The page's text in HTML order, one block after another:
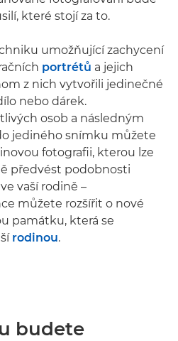
které stojí za to.
umožňující zachycení
portrétů a jejich
z nich vytvořili jedinečné
nebo dárek.
osob a následným
jediného snímku můžete
fotografii, kterou lze
předvést podobnosti
vaší rodině –
můžete rozšířit o nové
památku, která se
rodinou.
budete